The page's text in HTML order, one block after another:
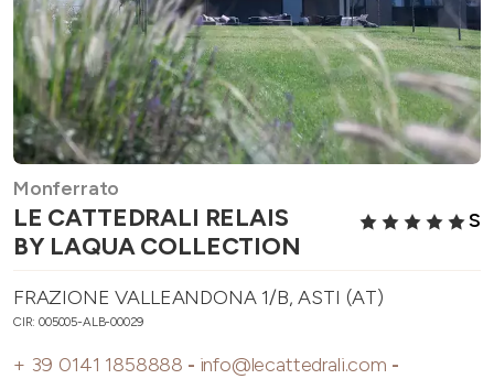
Monferrato
LE CATTEDRALI RELAIS
BY LAQUA COLLECTION
S
FRAZIONE VALLEANDONA 1/B, ASTI (AT)
CIR: 005005-ALB-00029
+ 39 0141 1858888 - info@lecattedrali.com -